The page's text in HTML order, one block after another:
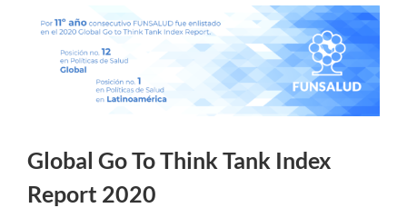
Larger
Image
Global Go To Think Tank Index
Report 2020